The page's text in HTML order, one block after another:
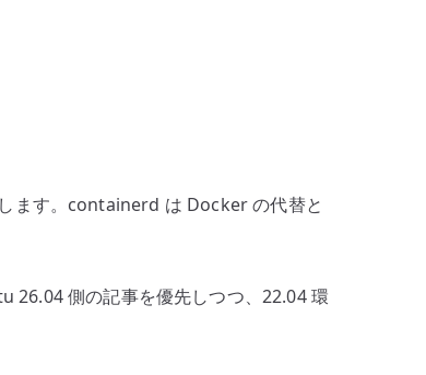
ます。containerd は Docker の代替と
側の記事を優先しつつ、22.04 環